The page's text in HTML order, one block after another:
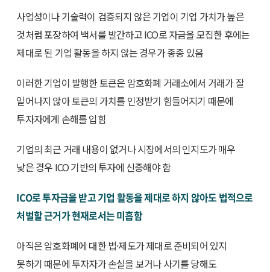
사업성이나 기술력이 검증되지 않은 기업이 기업 가치가 높은
것처럼 포장하여 백서를 발간하고 ICO로 자금을 모집한 후에는
제대로 된 기업 활동을 하지 않는 경우가 종종 있음
이러한 기업이 발행한 토큰은 암호화폐 거래소에서 거래가 잘
일어나지 않아 토큰의 가치를 인정받기 힘들어지기 때문에
투자자에게 손해를 입힘
기업의 최근 거래 내용이 없거나 시장에서의 인지도가 매우
낮은 경우 ICO 기반의 투자에 신중해야 함
ICO로 투자금을 받고 기업 활동을 제대로 하지 않아도 법적으로
처벌할 근거가 현재로서는 미흡함
아직은 암호화폐에 대한 법·제도가 제대로 준비되어 있지
못하기 때문에 투자자가 손실을 보거나 사기를 당해도